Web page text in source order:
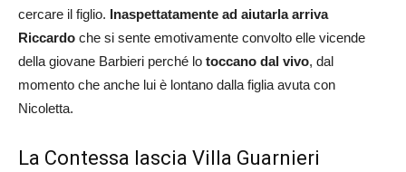
cercare il figlio. Inaspettatamente ad aiutarla arriva
Riccardo che si sente emotivamente convolto elle vicende
della giovane Barbieri perché lo toccano dal vivo, dal
momento che anche lui è lontano dalla figlia avuta con
Nicoletta.
La Contessa lascia Villa Guarnieri